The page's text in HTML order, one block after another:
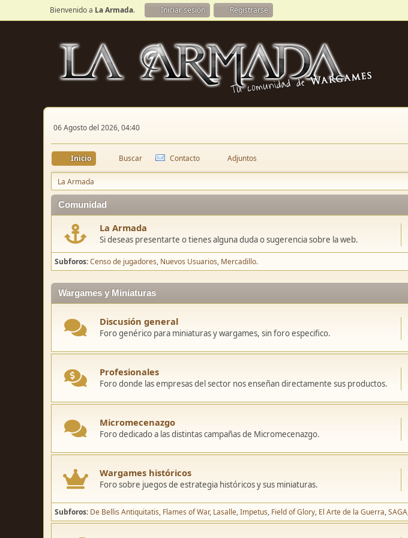
Bienvenido a La Armada. Iniciar sesión Registrarse
06 Agosto del 2026, 04:40
Inicio Buscar Contacto Adjuntos
La Armada
Comunidad
La Armada
Si deseas presentarte o tienes alguna duda o sugerencia sobre la web.
Subforos Censo de jugadores Nuevos Usuarios Mercadillo.
Wargames y Miniaturas
Discusión general
Foro genérico para miniaturas y wargames, sin foro especifico.
Profesionales
Foro donde las empresas del sector nos enseñan directamente sus productos.
Micromecenazgo
Foro dedicado a las distintas campañas de Micromecenazgo.
Wargames históricos
Foro sobre juegos de estrategia históricos y sus miniaturas.
Subforos De Bellis Antiquitatis Flames of War Lasalle Impetus Field of Glory El Arte de la Guerra SAGA